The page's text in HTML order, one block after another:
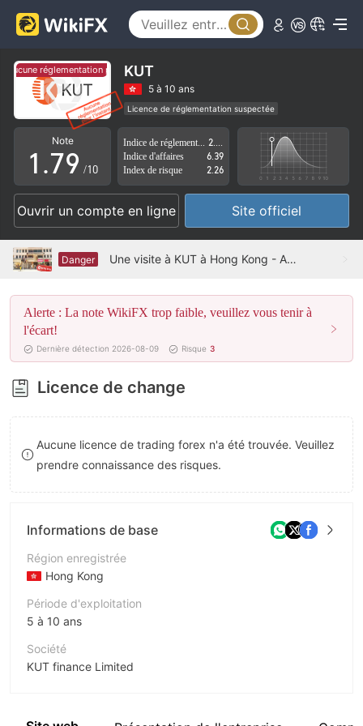
Aucune réglementation pour l'instant.
KUT
5 à 10 ans
Licence de réglementation suspectée
Région d'affaires suspectée
Risque élevé potentiel
Note
0
1
2
3
4
5
6
7
8
9
.
3
4
5
6
7
8
9
5
6
7
8
9 /10
Indice d'affaires
6.39
Index de risque
2.26
Ouvrir un compte en ligne Site officiel
Danger Une visite à KUT à Hong Kong - Aucun bureau trouvé
Alerte : La note WikiFX trop faible, veuillez vous tenir à
l'écart!
Dernière détection 2026-08-09 Risque 3
Licence de change
Aucune licence de trading forex n'a été trouvée. Veuillez
prendre connaissance des risques.
Informations de base
Région enregistrée
Hong Kong
Période d'exploitation
5 à 10 ans
Société
KUT finance Limited